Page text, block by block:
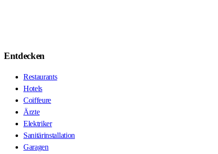
Entdecken
Restaurants
Hotels
Coiffeure
Ärzte
Elektriker
Sanitärinstallation
Garagen